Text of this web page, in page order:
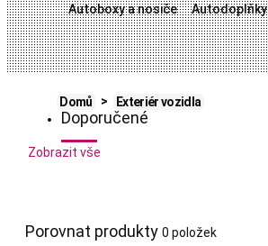
Autoboxy a nosiče Autodoplňky
Domů Exteriér vozidla
Doporučené
Zobrazit vše
Porovnat produkty 0 položek